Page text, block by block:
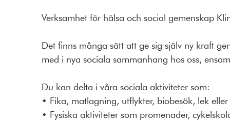
Verksamhet för hälsa och social gemenskap
Det finns många sätt att ge sig själv ny kraft
med i nya sociala sammanhang hos oss,
Du kan delta i våra sociala aktiviteter som:
• Fika, matlagning, utflykter, biobesök, lek eller
• Fysiska aktiviteter som promenader,